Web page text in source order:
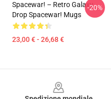
Spacewar! – Retro Galaxy
Drop Spacewar! Mugs
23,00 € - 26,68 €
-20%